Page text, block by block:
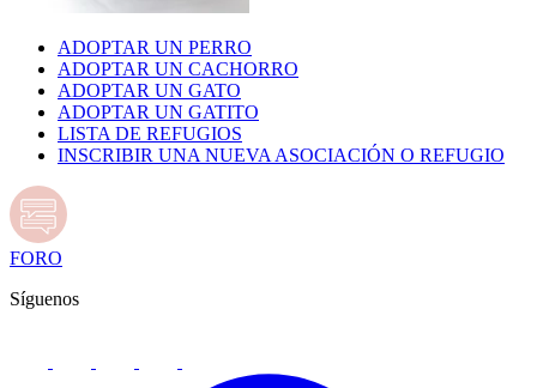
ADOPTAR UN PERRO
ADOPTAR UN CACHORRO
ADOPTAR UN GATO
ADOPTAR UN GATITO
LISTA DE REFUGIOS
INSCRIBIR UNA NUEVA ASOCIACIÓN O REFUGIO
FORO
Síguenos